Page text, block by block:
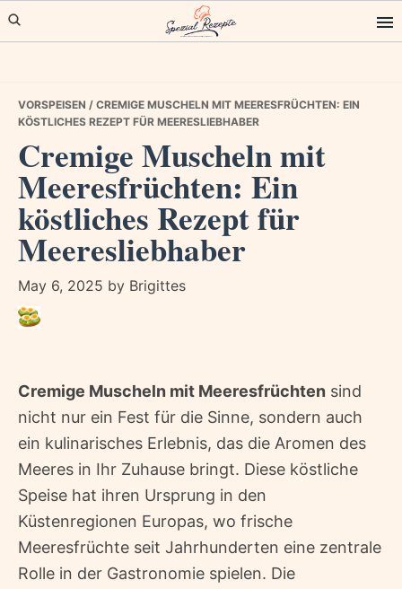
Skip
to
Skip
to
Skip
to
VORSPEISEN / CREMIGE MUSCHELN MIT MEERESFRÜCHTEN: EIN
KÖSTLICHES REZEPT FÜR MEERESLIEBHABER
Cremige Muscheln mit
Meeresfrüchten: Ein
köstliches Rezept für
Meeresliebhaber
May 6, 2025 by Brigittes
Cremige Muscheln mit Meeresfrüchten sind
nicht nur ein Fest für die Sinne, sondern auch
ein kulinarisches Erlebnis, das die Aromen des
Meeres in Ihr Zuhause bringt. Diese köstliche
Speise hat ihren Ursprung in den
Küstenregionen Europas, wo frische
Meeresfrüchte seit Jahrhunderten eine zentrale
Rolle in der Gastronomie spielen. Die